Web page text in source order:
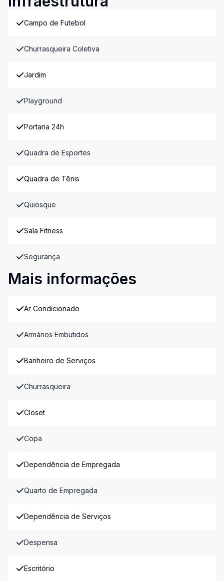
Campo de Futebol
Churrasqueira Coletiva
Jardim
Playground
Portaria 24h
Quadra de Esportes
Quadra de Tênis
Quiosque
Sala Fitness
Segurança
Mais informações
Ar Condicionado
Armários Embutidos
Banheiro de Serviços
Churrasqueira
Closet
Copa
Dependência de Empregada
Quarto de Empregada
Dependência de Serviços
Despensa
Escritório